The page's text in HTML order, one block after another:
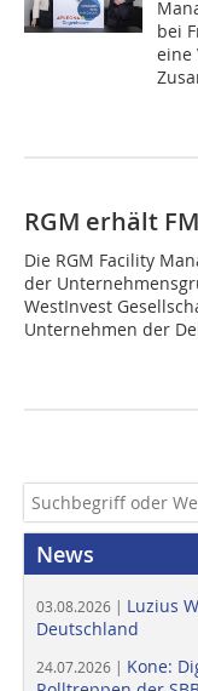
bei
eine
RGM erhält
Die RGM Facility
der
WestInvest
Unternehmen der
News
03.08.2026 | Luzius
Deutschland
24.07.2026 | Kone: